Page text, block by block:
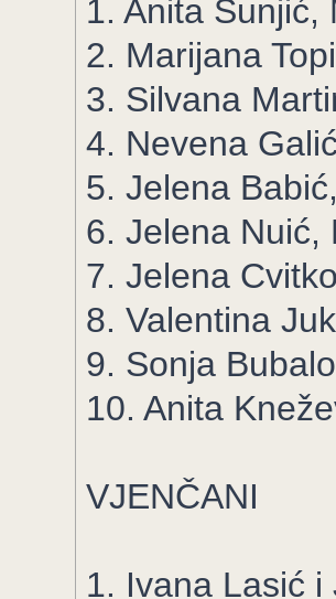
1. Anita Šunjić,
2. Marijana
3. Silvana
4. Nevena
5. Jelena
6. Jelena Nuić,
7. Jelena
8. Valentina
9. Sonja
10. Anita
VJENČANI
1. Ivana Lasić